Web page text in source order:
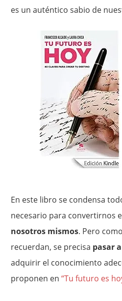
es un auténtico sabio de
En este libro se condensa
necesario para convertirnos
nosotros mismos. Pero
recuerdan, se precisa pasar
adquirir el conocimiento
proponen en“Tu futuro es